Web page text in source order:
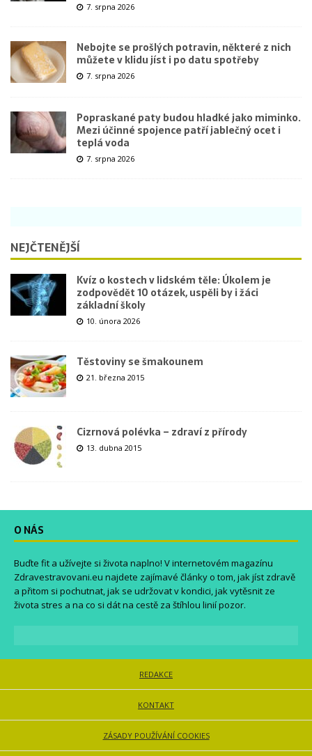
7. srpna 2026
Nebojte se prošlých potravin, některé z nich
můžete v klidu jíst i po datu spotřeby
7. srpna 2026
Popraskané paty budou hladké jako miminko.
Mezi účinné spojence patří jablečný ocet i
teplá voda
7. srpna 2026
NEJČTENĚJŠÍ
Kvíz o kostech v lidském těle: Úkolem je
zodpovědět 10 otázek, uspěli by i žáci
základní školy
10. února 2026
Těstoviny se šmakounem
21. března 2015
Cizrnová polévka – zdraví z přírody
13. dubna 2015
O NÁS
Buďte fit a užívejte si života naplno! V internetovém magazínu
Zdravestravovani.eu najdete zajímavé články o tom, jak jíst zdravě
a přitom si pochutnat, jak se udržovat v kondici, jak vytěsnit ze
života stres a na co si dát na cestě za štíhlou linií pozor.
REDAKCE
KONTAKT
ZÁSADY POUŽÍVÁNÍ COOKIES